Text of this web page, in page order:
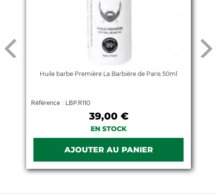
Huile barbe Première La Barbière de Paris 50ml
Référence : LBP.R110
39,00 €
EN STOCK